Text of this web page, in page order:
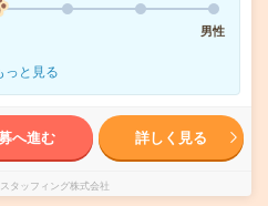
男性
っと見る
へ進む 詳しく見る
タッフィング株式会社